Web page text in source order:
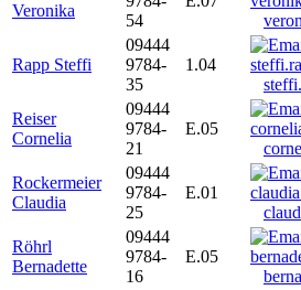
Veronika
54
Rapp Steffi
09444
9784-
35
1.04
Reiser
Cornelia
09444
9784-
21
E.05
Rockermeier
Claudia
09444
9784-
25
E.01
Röhrl
Bernadette
09444
9784-
16
E.05